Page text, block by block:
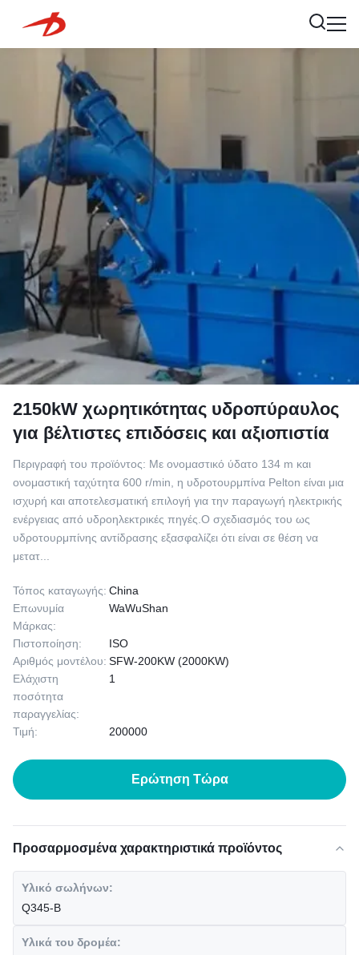
2150kW χωρητικότητας υδροπύραυλος
για βέλτιστες επιδόσεις και αξιοπιστία
Περιγραφή του προϊόντος: Με ονομαστικό ύδατο 134 m και
ονομαστική ταχύτητα 600 r/min, η υδροτουρμπίνα Pelton είναι μια
ισχυρή και αποτελεσματική επιλογή για την παραγωγή ηλεκτρικής
ενέργειας από υδροηλεκτρικές πηγές.Ο σχεδιασμός του ως
υδροτουρμπίνης αντίδρασης εξασφαλίζει ότι είναι σε θέση να
μετατ...
Τόπος καταγωγής: China
Επωνυμία
Μάρκας:
WaWuShan
Πιστοποίηση:
ISO
Αριθμός μοντέλου: SFW-200KW (2000KW)
Ελάχιστη
ποσότητα
παραγγελίας:
1
Τιμή: 200000
Ερώτηση Τώρα
Προσαρμοσμένα χαρακτηριστικά προϊόντος
Υλικό σωλήνων:
Q345-Β
Υλικά του δρομέα: